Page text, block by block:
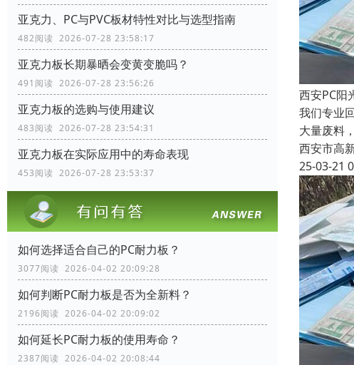
亚克力、PC与PVC板材特性对比与选型指南
482阅读 2026-07-28 23:58:17
亚克力板长期暴晒会变黄变脆吗？
491阅读 2026-07-28 23:56:26
亚克力板的选购与使用建议
483阅读 2026-07-28 23:54:31
亚克力板在实际应用中的寿命表现
453阅读 2026-07-28 23:53:37
如何选择适合自己的PC耐力板？
3077阅读 2026-04-02 20:09:28
如何判断PC耐力板是否为全新料？
2196阅读 2026-04-02 20:09:02
如何延长PC耐力板的使用寿命？
2387阅读 2026-04-02 20:08:44
西安PC阳
我们专业
大量废料
西安市高
25-03-21